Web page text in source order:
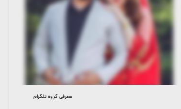
معرفی گروه تلگرام